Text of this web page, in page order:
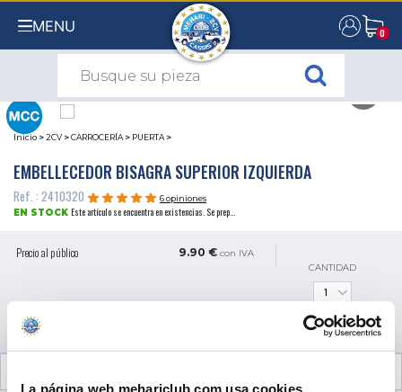
La página web mehariclub.com usa cookies
MENU 0
0
Inicio >2CV >CARROCERÍA > PUERTA >
EMBELLECEDOR BISAGRA SUPERIOR IZQUIERDA
Ref. : 2410320
6 opiniones
EN STOCK Este artículo se encuentra en existencias. Se prep...
Precio al público 9.90 € con IVA
CANTIDAD